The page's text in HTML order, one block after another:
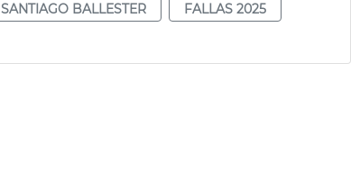
SANTIAGO BALLESTER
FALLAS 2025